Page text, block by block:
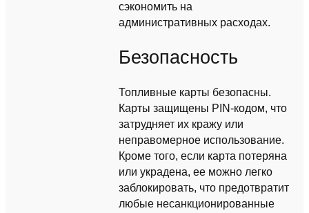
сэкономить на
административных расходах.
Безопасность
Топливные карты безопасны.
Карты защищены PIN-кодом, что
затрудняет их кражу или
неправомерное использование.
Кроме того, если карта потеряна
или украдена, ее можно легко
заблокировать, что предотвратит
любые несанкционированные